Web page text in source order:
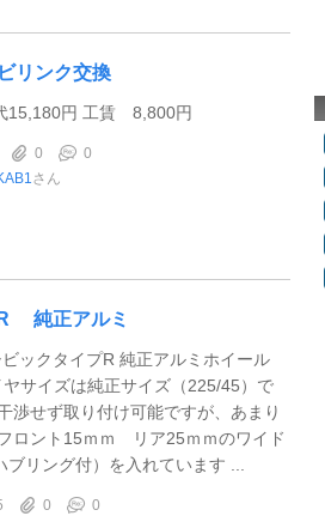
リンク交換
15,180円 工賃 8,800円
0
0
さん
純正アルミ
ックタイプR 純正アルミホイール
サイズは純正サイズ（225/45）で
渉せず取り付け可能ですが、あまり
ロント15ｍｍ リア25ｍｍのワイド
リング付）を入れています ...
0
0